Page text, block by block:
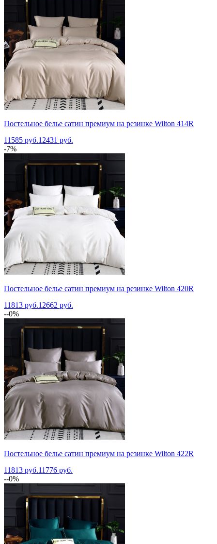
Постельное белье сатин премиум на резинке Wilton 414R
11585 руб.12431 руб.
-7%
Постельное белье сатин премиум на резинке Wilton 420R
11813 руб.12662 руб.
--0%
Постельное белье сатин премиум на резинке Wilton 422R
11813 руб.11776 руб.
--0%